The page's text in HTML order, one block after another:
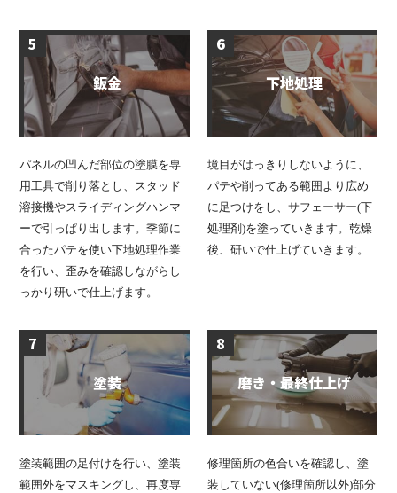
5
鈑金
パネルの凹んだ部位の塗膜を専
用工具で削り落とし、スタッド
溶接機やスライディングハンマ
ーで引っぱり出します。季節に
合ったパテを使い下地処理作業
を行い、歪みを確認しながらし
っかり研いで仕上げます。
6
下地処理
境目がはっきりしないように、
パテや削ってある範囲より広め
に足つけをし、サフェーサー(下
処理剤)を塗っていきます。乾燥
後、研いで仕上げていきます。
7
塗装
塗装範囲の足付けを行い、塗装
範囲外をマスキングし、再度専
8
磨き・最終仕上げ
修理箇所の色合いを確認し、塗
装していない(修理箇所以外)部分